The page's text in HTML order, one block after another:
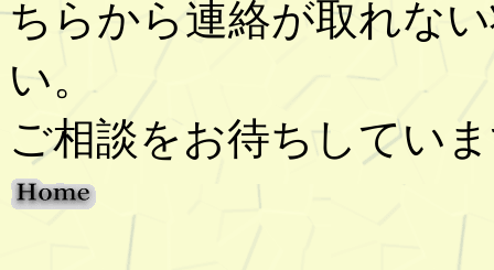
ちらから連絡が取れな
い。
ご相談をお待ちしてい